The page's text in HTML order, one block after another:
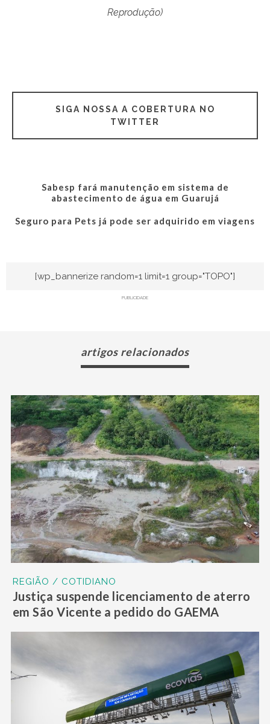
Reprodução)
SIGA NOSSA A COBERTURA NO
TWITTER
Sabesp fará manutenção em sistema de
abastecimento de água em Guarujá
Seguro para Pets já pode ser adquirido em viagens
[wp_bannerize random=1 limit=1 group="TOPO"]
PUBLICIDADE
artigos relacionados
REGIÃO / COTIDIANO
Justiça suspende licenciamento de aterro
em São Vicente a pedido do GAEMA